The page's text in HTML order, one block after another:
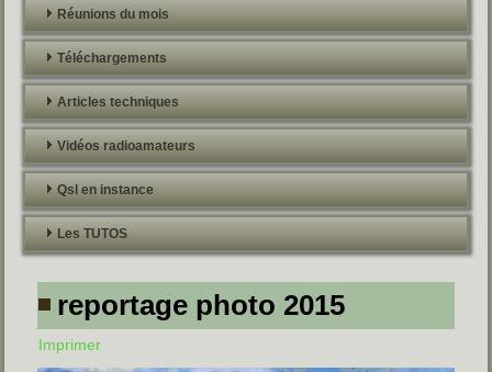
Réunions du mois
Téléchargements
Articles techniques
Vidéos radioamateurs
Qsl en instance
Les TUTOS
reportage photo 2015
Imprimer